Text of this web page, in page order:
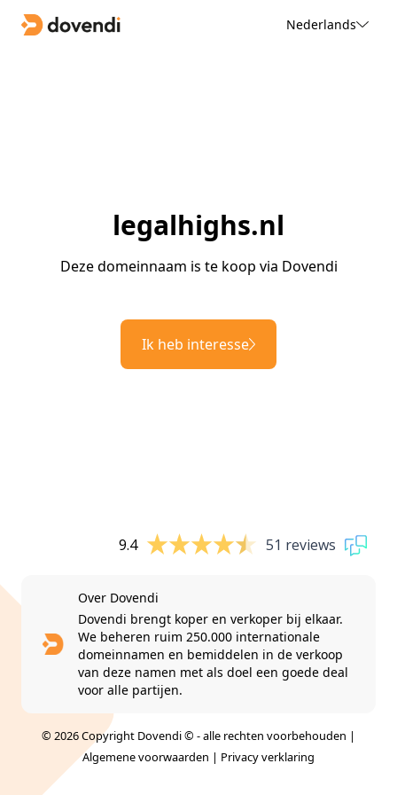
Nederlands
legalhighs.nl
Deze domeinnaam is te koop via Dovendi
Ik heb interesse
9.4 51 reviews
Over Dovendi
Dovendi brengt koper en verkoper bij elkaar.
We beheren ruim 250.000 internationale
domeinnamen en bemiddelen in de verkoop
van deze namen met als doel een goede deal
voor alle partijen.
© 2026 Copyright Dovendi © - alle rechten voorbehouden |
Algemene voorwaarden | Privacy verklaring